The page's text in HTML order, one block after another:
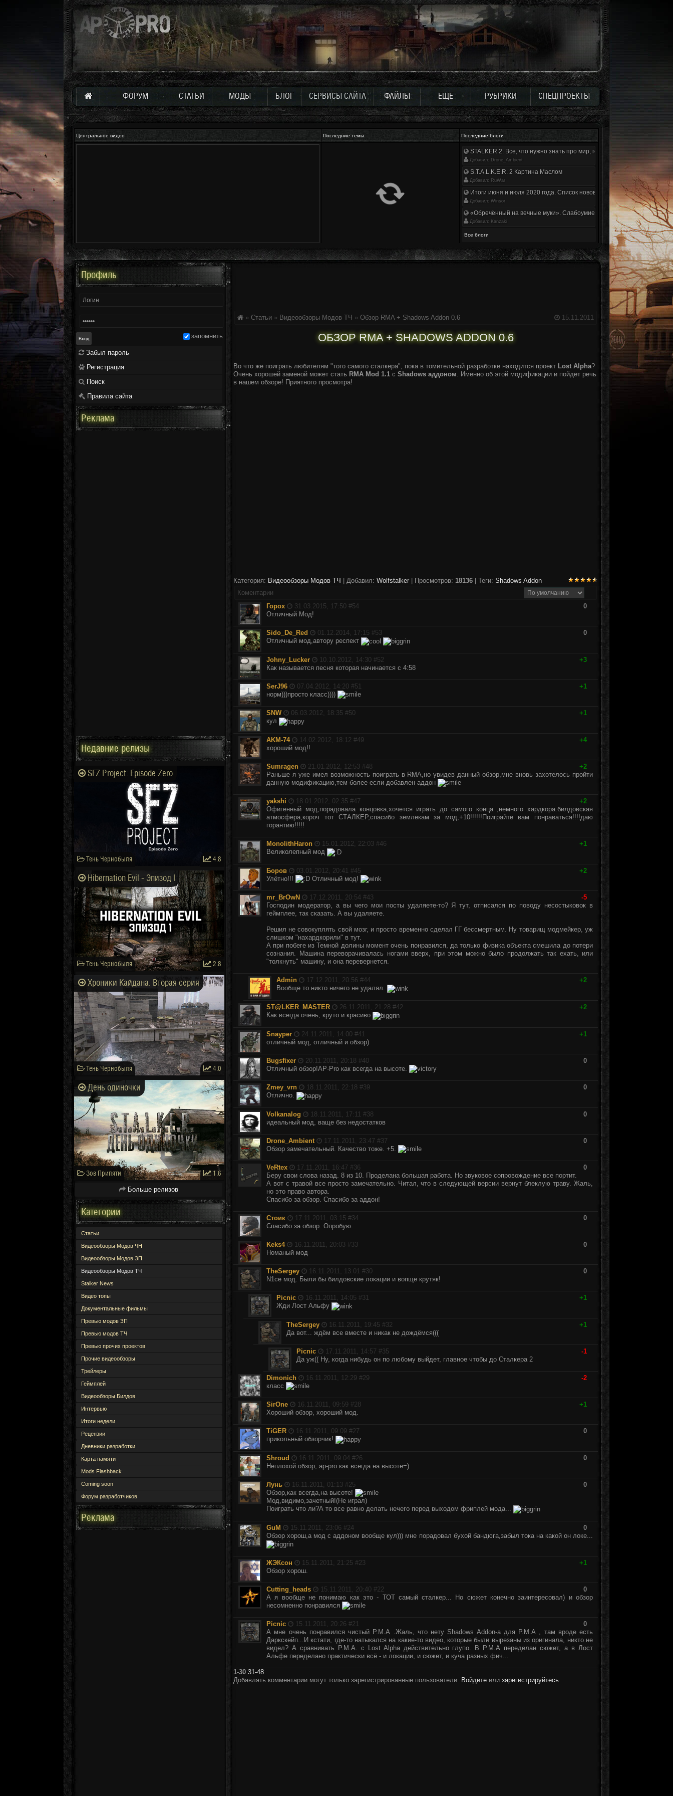
ФОРУМ СТАТЬИ МОДЫ БЛОГ СЕРВИСЫ САЙТА ФАЙЛЫ ЕЩЕ РУБРИКИ СПЕЦПРОЕКТЫ
Центральное видео Последние темы Последние блоги
STALKER 2. Все, что нужно знать про мир, геймплей и сюжет | Разбор
Добавил: Drone_Ambient
S.T.A.L.K.E.R. 2 Картина Маслом
Добавил: RuWar
Итоги июня и июля 2020 года. Список нововведений
Добавил: Winsor
«Обречённый на вечные муки». Слабоумие и отвага
Добавил: Kanzaki
Все блоги
15.11.2011
» Статьи » Видеообзоры Модов ТЧ » Обзор RMA + Shadows Addon 0.6
ОБЗОР RMA + SHADOWS ADDON 0.6
Во что же поиграть любителям "того самого сталкера", пока в томительной разработке находится проект Lost Alpha?
Очень хорошей заменой может стать RMA Mod 1.1 c Shadows аддоном. Именно об этой модификации и пойдет речь
в нашем обзоре! Приятного просмотра!
Категория: Видеообзоры Модов ТЧ | Добавил: Wolfstalker | Просмотров: 18136 | Теги: Shadows Addon
Коментарии
Горох
31.03.2015, 17:50 #54
0
Отличный Мод!
Sido_De_Red 01.12.2014, 17:15 #53
0
Отличный мод,автору респект
Johny_Lucker 10.10.2012, 14:30 #52
+3
Как называется песня которая начинается с 4:58
SerJ96 07.04.2012, 14:20 #51
+1
норм)))просто класс))))
SNW 06.03.2012, 18:35 #50
+1
кул
AKM-74 14.02.2012, 18:12 #49
+4
хороший мод!!
Sumragen 21.01.2012, 12:53 #48
+2
Раньше я уже имел возможность поиграть в RMA,но увидев данный обзор,мне вновь захотелось пройти
данную модификацию,тем более если добавлен аддон
yakshi 18.01.2012, 02:35 #47
+2
Офигенный мод,порадовала концовка,хочется играть до самого конца ,немного хардкора.билдовская
атмосфера,короч тот СТАЛКЕР,спасибо землекам за мод,+10!!!!!!Поиграйте вам понраваться!!!!даю
горантию!!!!!
MonolithHaron 15.01.2012, 22:03 #46
+1
Великолепный мод
Боров 03.01.2012, 20:41 #45
+2
Улётно!!!
Отличный мод!
mr_BrOwN 17.12.2011, 20:54 #43
-5
Господин модератор, а вы чего мои посты удаляете-то? Я тут, отписался по поводу несостыковок в
геймплее, так сказать. А вы удаляете.
Решил не совокуплять свой мозг, и просто временно сделал ГГ бессмертным. Ну товарищ модмейкер, уж
слишком "нахардкорили" в тут.
А при побеге из Темной долины момент очень понравился, да только физика объекта смешила до потери
сознания. Машина переворачивалась ногами вверх, при этом можно было продолжать так ехать, или
"толкнуть" машину, и она перевернется.
Аdmin 17.12.2011, 20:56 #44
+2
Вообще то никто ничего не удалял.
ST@LKER_MASTER 26.11.2011, 21:28 #42
+2
Как всегда очень, круто и красиво
Snayper 24.11.2011, 14:00 #41
+1
отличный мод, отличный и обзор)
Bugsfixer 20.11.2011, 20:18 #40
0
Отличный обзор!AP-Pro как всегда на высоте.
Zmey_vrn 18.11.2011, 22:18 #39
0
Отлично.
Volkanalog 18.11.2011, 17:11 #38
0
идеальный мод, ваще без недостатков
Drone_Ambient 17.11.2011, 23:47 #37
0
Обзор замечательный. Качество тоже. +5.
VeRtex 17.11.2011, 16:47 #36
0
Беру свои слова назад. 8 из 10. Проделана большая работа. Но звуковое сопровождение все портит.
А вот с травой все просто замечательно. Читал, что в следующей версии вернут блеклую траву. Жаль,
но это право автора.
Спасибо за обзор. Спасибо за аддон!
Стоик 17.11.2011, 03:15 #34
0
Спасибо за обзор. Опробую.
Keks4 16.11.2011, 20:03 #33
0
Номаный мод
TheSergey 16.11.2011, 13:01 #30
0
N1ce мод. Были бы билдовские локации и вопще крутяк!
Picnic 16.11.2011, 14:05 #31
+1
Жди Лост Альфу
TheSergey 16.11.2011, 19:45 #32
+1
Да вот... ждём все вместе и никак не дождёмся(((
Picnic 17.11.2011, 14:57 #35
-1
Да уж(( Ну, когда нибудь он по любому выйдет, главное чтобы до Сталкера 2
Dimonich 16.11.2011, 12:29 #29
-2
класс
SirOne 16.11.2011, 09:59 #28
+1
Хороший обзор, хороший мод.
TiGER 16.11.2011, 09:09 #27
0
прикольный обзорчик!
Shroud 16.11.2011, 09:04 #26
0
Неплохой обзор, ap-pro как всегда на высоте=)
Лунь 16.11.2011, 01:13 #25
0
Обзор,как всегда,на высоте!
Мод,видимо,зачетный!(Не играл)
Поиграть что ли?А то все равно делать нечего перед выходом фриплей мода...
GuM 15.11.2011, 23:06 #24
0
Обзор хорош,а мод с аддоном вообще кул))) мне порадовал бухой бандюга,забыл тока на какой он локе...
ЖЭКсон 15.11.2011, 21:25 #23
+1
Обзор хорош.
Cutting_heads 15.11.2011, 20:40 #22
0
А я вообще не понимаю как это - ТОТ самый сталкер... Но сюжет конечно заинтересовал) и обзор
несомненно понравился
Picnic 15.11.2011, 20:26 #21
0
А мне очень понравился чистый Р.М.А .Жаль, что нету Shadows Addon-а для Р.М.А , там вроде есть
Даркскейп...И кстати, где-то натыкался на какие-то видео, которые были вырезаны из оригинала, никто не
видел? А сравнивать Р.М.А. с Lost Alpha действительно глупо. В Р.М.А переделан сюжет, а в Лост
Альфе переделано практически всё - и локации, и сюжет, и куча разных фич...
1-30 31-48
Добавлять комментарии могут только зарегистрированные пользователи. Войдите или зарегистрируйтесь
Профиль
запомнить
Забыл пароль
Регистрация
Поиск
Правила сайта
Реклама
Недавние релизы
SFZ Project: Episode Zero
Тень Чернобыля 4.8
Hibernation Evil - Эпизод I
Тень Чернобыля 2.8
Хроники Кайдана. Вторая серия
Тень Чернобыля 4.0
День одиночки
Зов Припяти 1.6
Больше релизов
Категории
Статьи
Видеообзоры Модов ЧН
Видеообзоры Модов ЗП
Видеообзоры Модов ТЧ
Stalker News
Видео топы
Документальные фильмы
Превью модов ЗП
Превью модов ТЧ
Превью прочих проектов
Прочие видеообзоры
Трейлеры
Геймплей
Видеообзоры Билдов
Интервью
Итоги недели
Рецензии
Дневники разработки
Карта памяти
Mods Flashback
Coming soon
Форум разработчиков
Реклама